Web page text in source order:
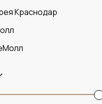
Краснодар